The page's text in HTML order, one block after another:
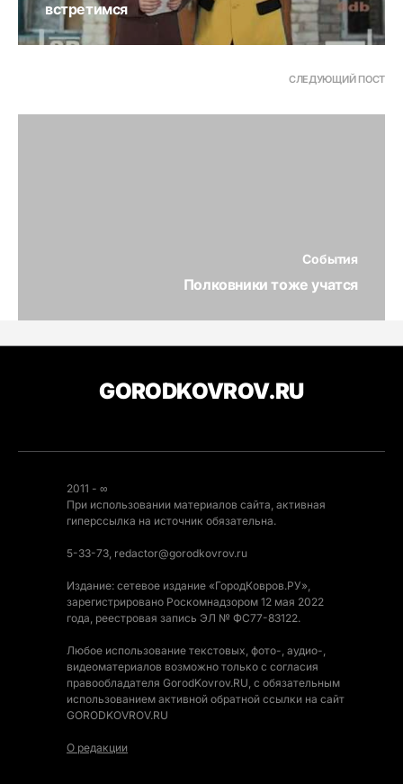
встретимся
СЛЕДУЮЩИЙ ПОСТ
События
Полковники тоже учатся
GORODKOVROV.RU
2011 - ∞
При использовании материалов сайта, активная
гиперссылка на источник обязательна.
5-33-73, redactor@gorodkovrov.ru
Издание: сетевое издание «ГородКовров.РУ»,
зарегистрировано Роскомнадзором 12 мая 2022
года, реестровая запись ЭЛ № ФС77-83122.
Любое использование текстовых, фото-, аудио-,
видеоматериалов возможно только с согласия
правообладателя GorodKovrov.RU, с обязательным
использованием активной обратной ссылки на сайт
GORODKOVROV.RU
О редакции